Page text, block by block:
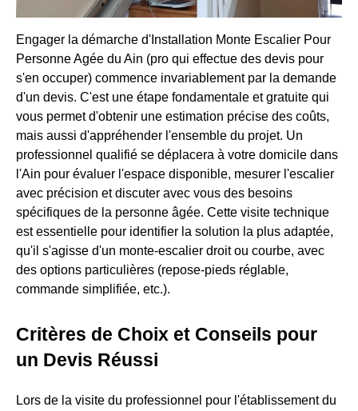
Engager la démarche d'Installation Monte Escalier Pour
Personne Agée du Ain (pro qui effectue des devis pour
s'en occuper) commence invariablement par la demande
d'un devis. C'est une étape fondamentale et gratuite qui
vous permet d'obtenir une estimation précise des coûts,
mais aussi d'appréhender l'ensemble du projet. Un
professionnel qualifié se déplacera à votre domicile dans
l'Ain pour évaluer l'espace disponible, mesurer l'escalier
avec précision et discuter avec vous des besoins
spécifiques de la personne âgée. Cette visite technique
est essentielle pour identifier la solution la plus adaptée,
qu'il s'agisse d'un monte-escalier droit ou courbe, avec
des options particulières (repose-pieds réglable,
commande simplifiée, etc.).
Critères de Choix et Conseils pour
un Devis Réussi
Lors de la visite du professionnel pour l'établissement du